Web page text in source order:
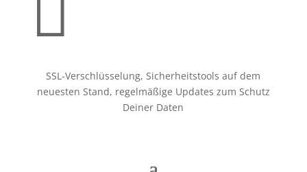
SSL-Verschlüsselung, Sicherheitstools auf dem
neuesten Stand, regelmäßige Updates zum Schutz
Deiner Daten